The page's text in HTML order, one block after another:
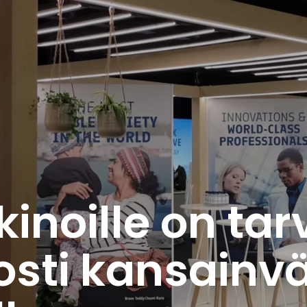
on